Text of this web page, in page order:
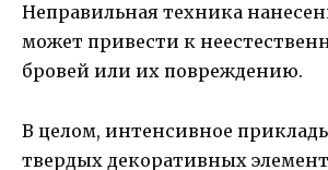
Неправильная техника
может привести к
бровей или их повреждению.
В целом, интенсивное
твердых декоративных